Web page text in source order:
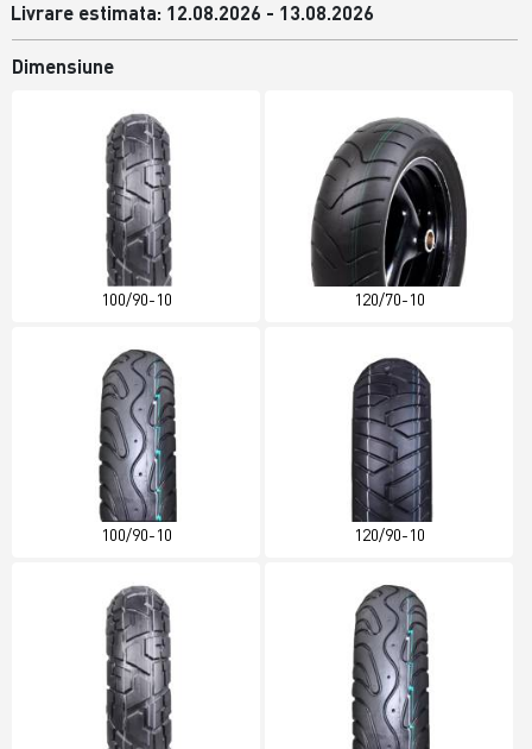
Livrare estimata: 12.08.2026 - 13.08.2026
Dimensiune
100/90-10 120/70-10
100/90-10 120/90-10